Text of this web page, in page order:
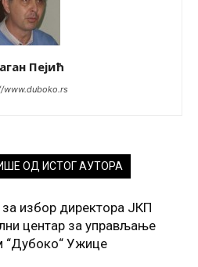
Пејић
ОД ИСТОГ АУТОРА
за избор директора ЈКП
центар за управљање
“Дубоко“ Ужице